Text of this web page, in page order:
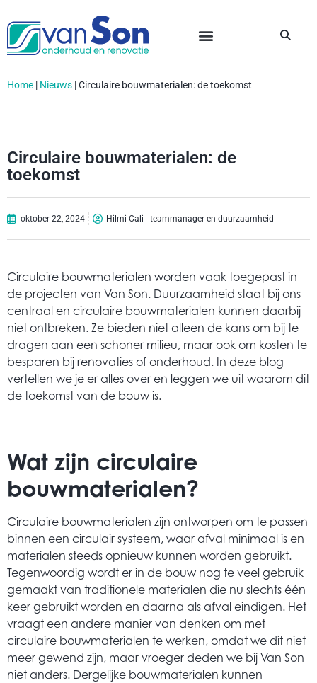
Home | Nieuws |Circulaire bouwmaterialen: de toekomst
Circulaire bouwmaterialen: de
toekomst
oktober 22, 2024 Hilmi Cali - teammanager en duurzaamheid
Circulaire bouwmaterialen worden vaak toegepast in
de projecten van Van Son. Duurzaamheid staat bij ons
centraal en circulaire bouwmaterialen kunnen daarbij
niet ontbreken. Ze bieden niet alleen de kans om bij te
dragen aan een schoner milieu, maar ook om kosten te
besparen bij renovaties of onderhoud. In deze blog
vertellen we je er alles over en leggen we uit waarom dit
de toekomst van de bouw is.
Wat zijn circulaire
bouwmaterialen?
Circulaire bouwmaterialen zijn ontworpen om te passen
binnen een circulair systeem, waar afval minimaal is en
materialen steeds opnieuw kunnen worden gebruikt.
Tegenwoordig wordt er in de bouw nog te veel gebruik
gemaakt van traditionele materialen die nu slechts één
keer gebruikt worden en daarna als afval eindigen. Het
vraagt een andere manier van denken om met
circulaire bouwmaterialen te werken, omdat we dit niet
meer gewend zijn, maar vroeger deden we bij Van Son
niet anders. Dergelijke bouwmaterialen kunnen